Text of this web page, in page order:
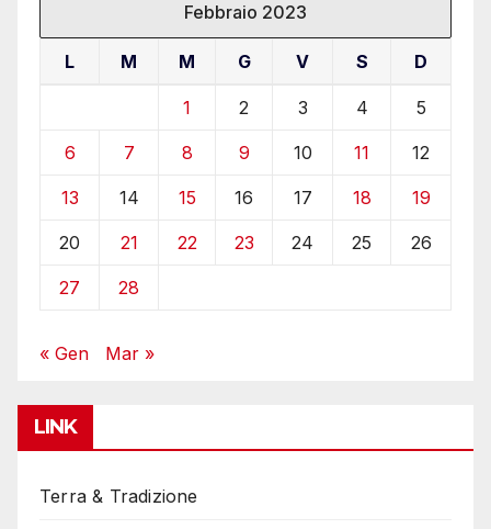
Febbraio 2023
L M M G V S D
1 2 3 4 5
6 7 8 9 10 11 12
13 14 15 16 17 18 19
20 21 22 23 24 25 26
27 28
« Gen Mar »
LINK
Terra & Tradizione